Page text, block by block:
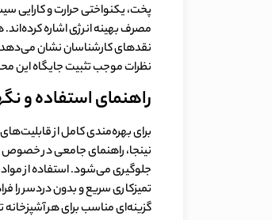
پخت، یکنواختی حرارت و کارایی
مصرف بهینه انرژی اشاره
نقدهای کارشناسان نشان می‌دهد
نظرات موجب تثبیت جایگاه این
راهنمای استفاده و
نینجا، راهنمای جامعی در خصوص
جلوگیری می‌شود. استفاده از
تمیزکاری سریع و بدون دردسر را
گزینه‌ای مناسب برای هر